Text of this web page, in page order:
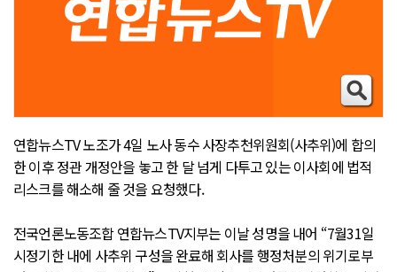
연합뉴스TV 노조가 4일 노사 동수 사장추천위원회(사추위)에 합의
한 이후 정관 개정안을 놓고 한 달 넘게 다투고 있는 이사회에 법적
리스크를 해소해 줄 것을 요청했다.
전국언론노동조합 연합뉴스TV지부는 이날 성명을 내어 “7월31일
시정기한 내에 사추위 구성을 완료해 회사를 행정처분의 위기로부